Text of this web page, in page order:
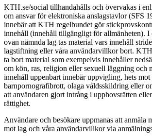
KTH.se/social tillhandahålls och övervakas i
om ansvar för elektroniska anslagstavlor (SFS
innebär att KTH regelbundet gör
innehåll (innehåll tillgängligt för allmänheten). I
ovan nämnda lag tas material vars innehåll
lagstiftning eller våra användarvillkor bort. KTH
ta bort material som exempelvis innehåller
om kön, ras, religion eller sexuell läggning och
innehåll uppenbart innebär uppvigling, hets
barnpornografibrott, olaga våldsskildring eller
att användaren gjort intrång i upphovsrätten
rättighet.
Användare och besökare uppmanas att anmäla
mot lag och våra användarvillkor via